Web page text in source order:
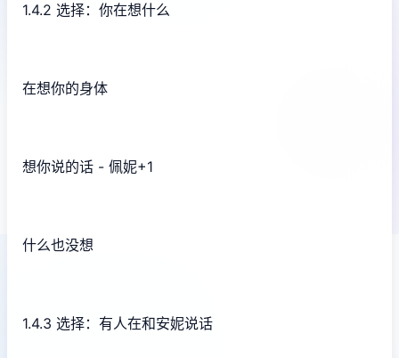
1.4.2 选择：你在想什么
在想你的身体
想你说的话 - 佩妮+1
什么也没想
1.4.3 选择：有人在和安妮说话